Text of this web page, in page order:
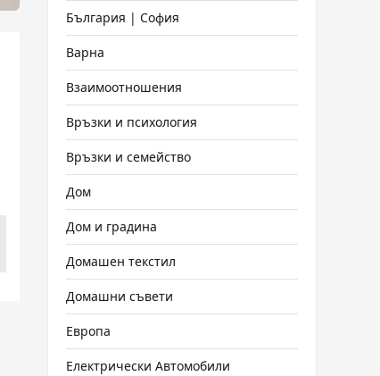
България | София
Варна
Взаимоотношения
Връзки и психология
Връзки и семейство
Дом
Дом и градина
Домашен текстил
Домашни съвети
Европа
Електрически Автомобили